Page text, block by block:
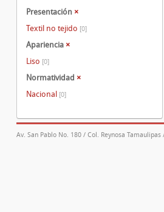
Presentación ×
Textil no tejido [0]
Apariencia ×
Liso [0]
Normatividad ×
Nacional [0]
Av. San Pablo No. 180 / Col. Reynosa